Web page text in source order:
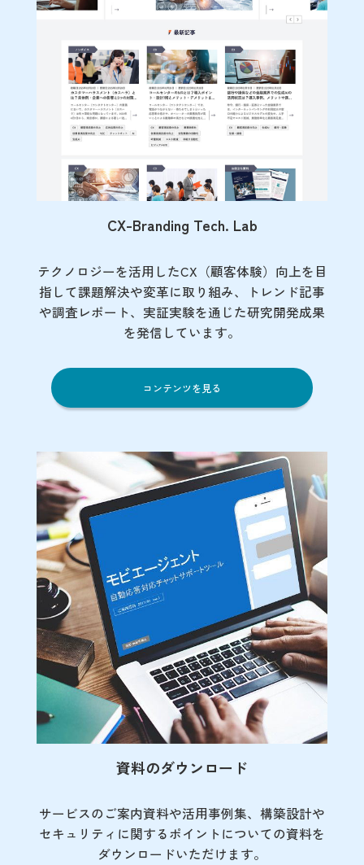
CX-Branding Tech. Lab
テクノロジーを活用したCX（顧客体験）向上を目
指して課題解決や変革に取り組み、トレンド記事
や調査レポート、実証実験を通じた研究開発成果
を発信しています。
コンテンツを見る
資料のダウンロード
サービスのご案内資料や活用事例集、 構築設計や
セキュリティに関するポイントについての資料を
ダウンロードいただけます。